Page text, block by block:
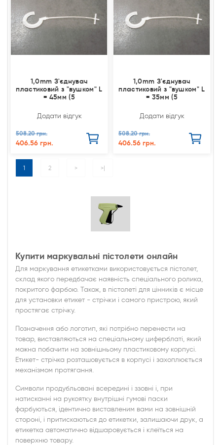
1,0mm З'єднувач
пластиковий з "вушком" L
= 45мм (5
Додати відгук
508.20 грн.
406.56 грн.
1,0mm З'єднувач
пластиковий з "вушком" L
= 35мм (5
Додати відгук
508.20 грн.
406.56 грн.
1 2 > >|
Купити маркувальні пістолети онлайн
Для маркування етикетками використовується пістолет,
склад якого передбачає наявність спеціального ролика,
покритого фарбою. Також, в пістолеті для цінників є місце
для установки етикет - стрічки і самого пристрою, який
простягає стрічку.
Позначення або логотип, які потрібно перенести на
товар, виставляються на спеціальному циферблаті, який
можна побачити на зовнішньому пластиковому корпусі.
Етикет- стрічка розташовується в корпусі і захоплюється
механізмом протягання.
Символи продубльовані всередині і ззовні і, при
натисканні на рукоятку внутрішні гумові паски
фарбуються, ідентично виставленим вами на зовнішній
стороні, і притискаються до етикетки, залишаючи друк, а
етикетка автоматично відшаровується і клеїться на
поверхню товару.